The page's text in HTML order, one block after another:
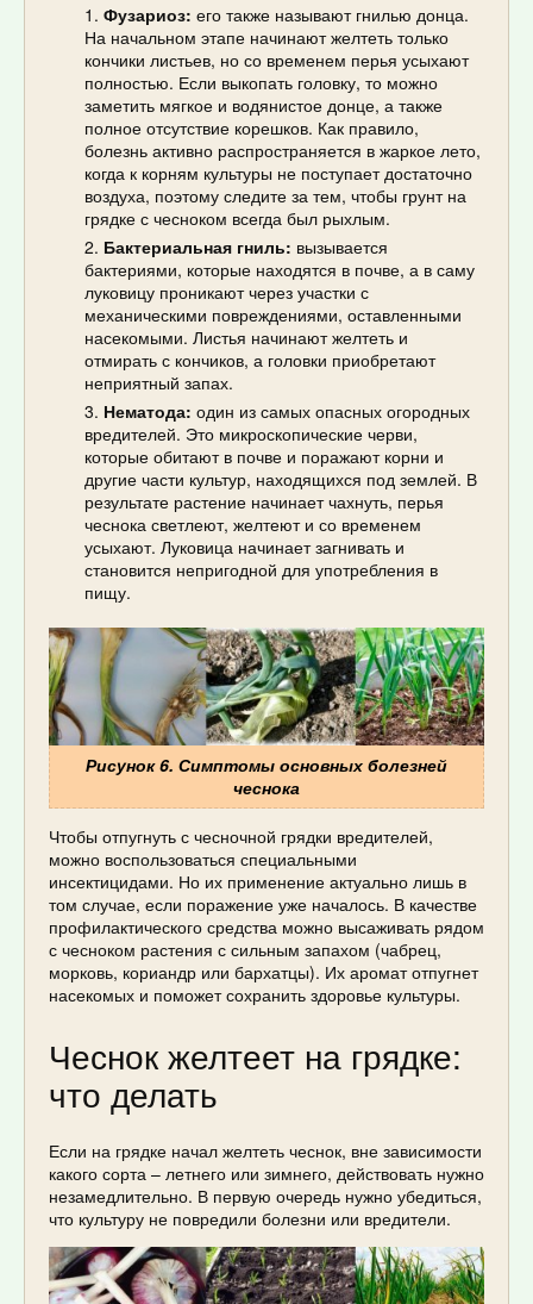
Фузариоз: его также называют гнилью донца.
На начальном этапе начинают желтеть только
кончики листьев, но со временем перья усыхают
полностью. Если выкопать головку, то можно
заметить мягкое и водянистое донце, а также
полное отсутствие корешков. Как правило,
болезнь активно распространяется в жаркое лето,
когда к корням культуры не поступает достаточно
воздуха, поэтому следите за тем, чтобы грунт на
грядке с чесноком всегда был рыхлым.
Бактериальная гниль: вызывается
бактериями, которые находятся в почве, а в саму
луковицу проникают через участки с
механическими повреждениями, оставленными
насекомыми. Листья начинают желтеть и
отмирать с кончиков, а головки приобретают
неприятный запах.
Нематода: один из самых опасных огородных
вредителей. Это микроскопические черви,
которые обитают в почве и поражают корни и
другие части культур, находящихся под землей. В
результате растение начинает чахнуть, перья
чеснока светлеют, желтеют и со временем
усыхают. Луковица начинает загнивать и
становится непригодной для употребления в
пищу.
Рисунок 6. Симптомы основных болезней
чеснока
Чтобы отпугнуть с чесночной грядки вредителей,
можно воспользоваться специальными
инсектицидами. Но их применение актуально лишь в
том случае, если поражение уже началось. В качестве
профилактического средства можно высаживать рядом
с чесноком растения с сильным запахом (чабрец,
морковь, кориандр или бархатцы). Их аромат отпугнет
насекомых и поможет сохранить здоровье культуры.
Чеснок желтеет на грядке:
что делать
Если на грядке начал желтеть чеснок, вне зависимости
какого сорта – летнего или зимнего, действовать нужно
незамедлительно. В первую очередь нужно убедиться,
что культуру не повредили болезни или вредители.